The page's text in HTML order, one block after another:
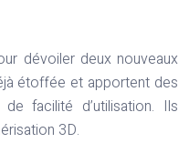
dévoiler deux nouveaux
étoffée et apportent des
facilité d’utilisation. Ils
3D.